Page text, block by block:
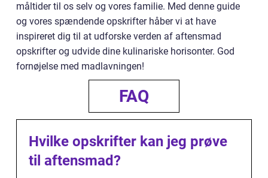
måltider til os selv og vores familie. Med denne guide
og vores spændende opskrifter håber vi at have
inspireret dig til at udforske verden af aftensmad
opskrifter og udvide dine kulinariske horisonter. God
fornøjelse med madlavningen!
FAQ
Hvilke opskrifter kan jeg prøve
til aftensmad?